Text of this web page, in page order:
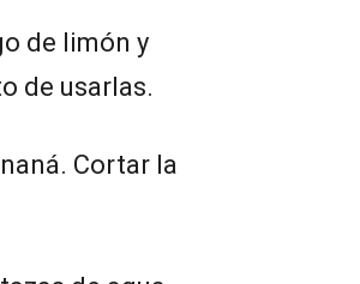
de limón y
de usarlas.
Cortar la